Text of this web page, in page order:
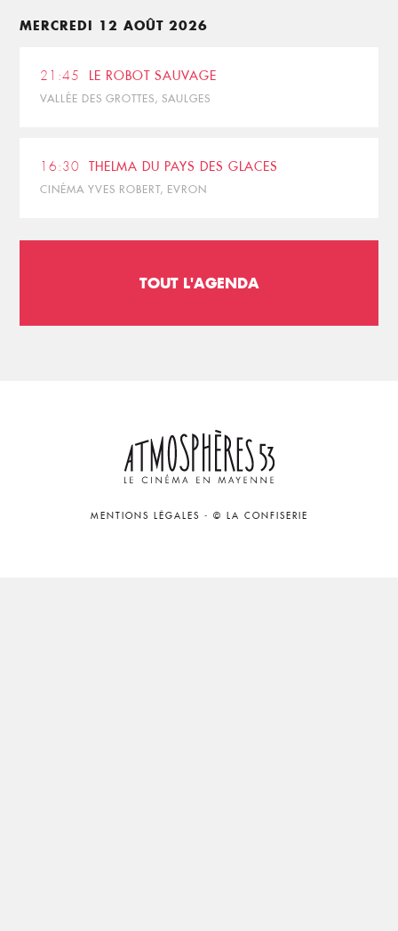
MERCREDI 12 AOÛT 2026
21:45 LE ROBOT SAUVAGE
VALLÉE DES GROTTES, SAULGES
16:30 THELMA DU PAYS DES GLACES
CINÉMA YVES ROBERT, EVRON
TOUT L'AGENDA
MENTIONS LÉGALES - © LA CONFISERIE